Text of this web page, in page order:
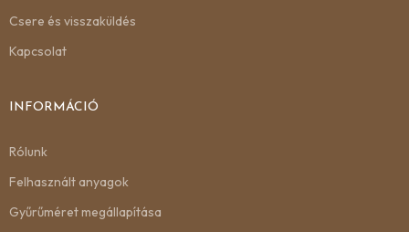
Csere és visszaküldés
Kapcsolat
INFORMÁCIÓ
Rólunk
Felhasznált anyagok
Gyűrűméret megállapítása